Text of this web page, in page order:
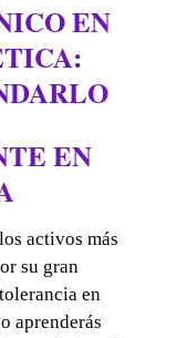
EN
EN
activos más
su gran
en
aprenderás